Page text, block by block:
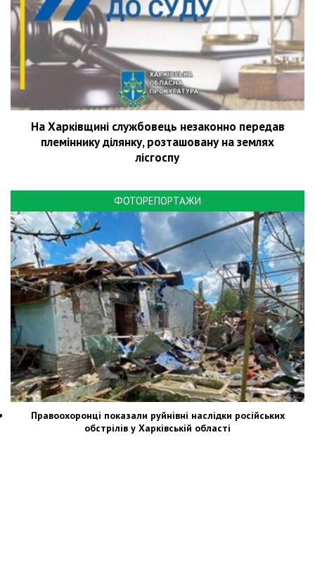
На Харківщині службовець незаконно передав
племіннику ділянку, розташовану на землях
лісгоспу
ФОТОРЕПОРТАЖИ
Правоохоронці показали руйнівні наслідки російських
обстрілів у Харківській області